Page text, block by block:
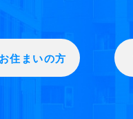
住まいの方